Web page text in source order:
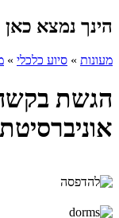
הינך נמצא כאן
מעונות » סיוע כלכלי »
הגשת בקשה